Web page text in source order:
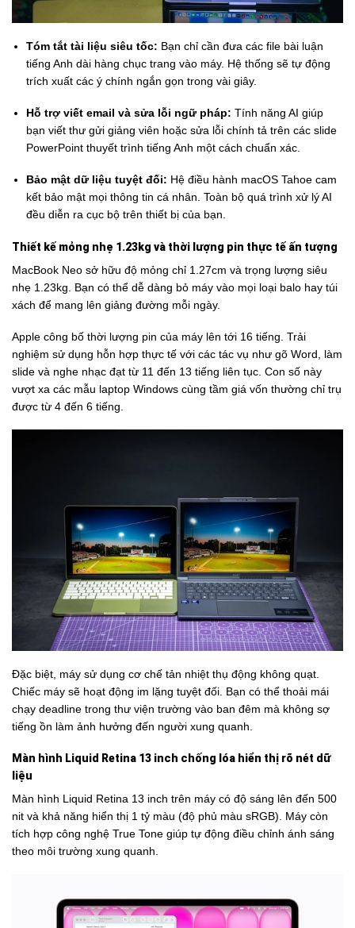
Tóm tắt tài liệu siêu tốc: Bạn chỉ cần đưa các file bài luận
tiếng Anh dài hàng chục trang vào máy. Hệ thống sẽ tự động
trích xuất các ý chính ngắn gọn trong vài giây.
Hỗ trợ viết email và sửa lỗi ngữ pháp: Tính năng AI giúp
bạn viết thư gửi giảng viên hoặc sửa lỗi chính tả trên các slide
PowerPoint thuyết trình tiếng Anh một cách chuẩn xác.
Bảo mật dữ liệu tuyệt đối: Hệ điều hành macOS Tahoe cam
kết bảo mật mọi thông tin cá nhân. Toàn bộ quá trình xử lý AI
đều diễn ra cục bộ trên thiết bị của bạn.
Thiết kế mỏng nhẹ 1.23kg và thời lượng pin thực tế ấn tượng
MacBook Neo sở hữu độ mỏng chỉ 1.27cm và trọng lượng siêu
nhẹ 1.23kg. Bạn có thể dễ dàng bỏ máy vào mọi loại balo hay túi
xách để mang lên giảng đường mỗi ngày.
Apple công bố thời lượng pin của máy lên tới 16 tiếng. Trải
nghiệm sử dụng hỗn hợp thực tế với các tác vụ như gõ Word, làm
slide và nghe nhạc đạt từ 11 đến 13 tiếng liên tục. Con số này
vượt xa các mẫu laptop Windows cùng tầm giá vốn thường chỉ trụ
được từ 4 đến 6 tiếng.
Đặc biệt, máy sử dụng cơ chế tản nhiệt thụ động không quạt.
Chiếc máy sẽ hoạt động im lặng tuyệt đối. Bạn có thể thoải mái
chạy deadline trong thư viện trường vào ban đêm mà không sợ
tiếng ồn làm ảnh hưởng đến người xung quanh.
Màn hình Liquid Retina 13 inch chống lóa hiển thị rõ nét dữ
liệu
Màn hình Liquid Retina 13 inch trên máy có độ sáng lên đến 500
nit và khả năng hiển thị 1 tỷ màu (độ phủ màu sRGB). Máy còn
tích hợp công nghệ True Tone giúp tự động điều chỉnh ánh sáng
theo môi trường xung quanh.